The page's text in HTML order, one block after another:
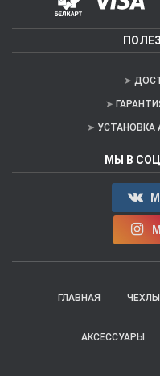
УСТАНОВКА
МЫ В
ГЛАВНАЯ ЧЕХЛЫ
АКСЕССУАРЫ